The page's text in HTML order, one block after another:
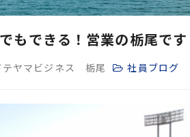
もできる！営業の栃尾です
テヤマビジネス 栃尾 社員ブログ